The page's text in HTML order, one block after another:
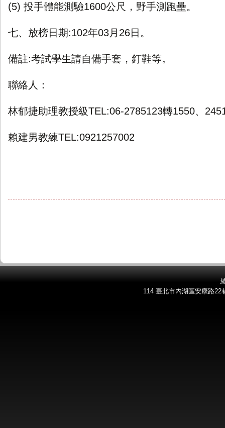
(5) 投手體能測驗1600公尺，野手測跑壘。
七、放榜日期:102年03月26日。
備註:考試學生請自備手套，釘鞋等。
聯絡人：
林郁捷助理教授級TEL:06-2785123轉1550、
賴建男教練TEL:0921257002
114 臺北市內湖區安康路22